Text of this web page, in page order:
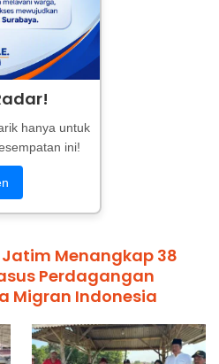
hanya untuk
ini!
Menangkap 38
Perdagangan
Migran Indonesia